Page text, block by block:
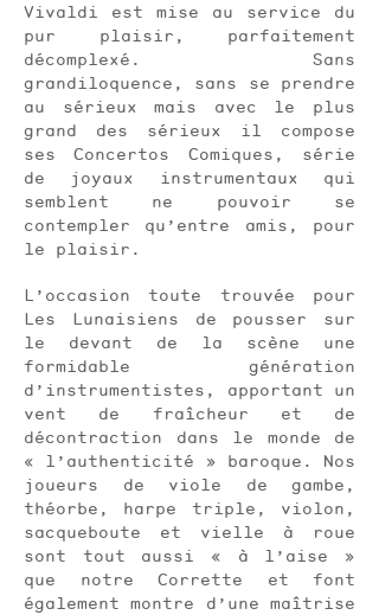
Vivaldi est mise au service du
pur plaisir, parfaitement
décomplexé. Sans
grandiloquence, sans se prendre
au sérieux mais avec le plus
grand des sérieux il compose
ses Concertos Comiques, série
de joyaux instrumentaux qui
semblent ne pouvoir se
contempler qu’entre amis, pour
le plaisir.
L’occasion toute trouvée pour
Les Lunaisiens de pousser sur
le devant de la scène une
formidable génération
d’instrumentistes, apportant un
vent de fraîcheur et de
décontraction dans le monde de
« l’authenticité » baroque. Nos
joueurs de viole de gambe,
théorbe, harpe triple, violon,
sacqueboute et vielle à roue
sont tout aussi « à l’aise »
que notre Corrette et font
également montre d’une maîtrise